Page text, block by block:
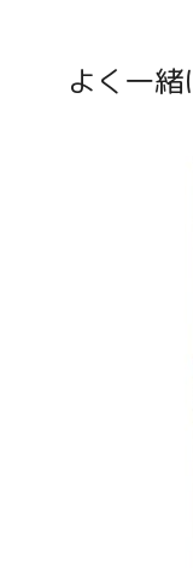
よく一